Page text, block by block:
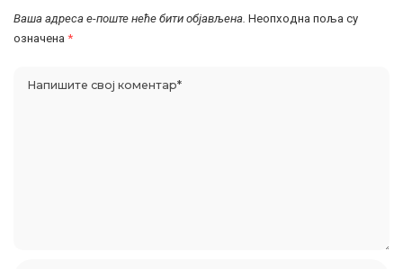
Ваша адреса е-поште неће бити објављена. Неопходна поља су
означена *